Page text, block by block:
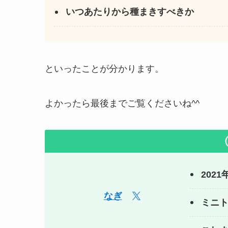
いつあたりから種まきすべきか
といったことが分かります。
よかったら最後までご覧くださいね^^
なぎ
2021
ミニ